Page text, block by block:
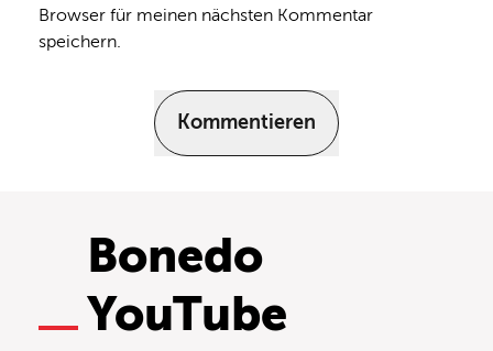
Browser für meinen nächsten Kommentar
speichern.
Kommentieren
Bonedo
YouTube